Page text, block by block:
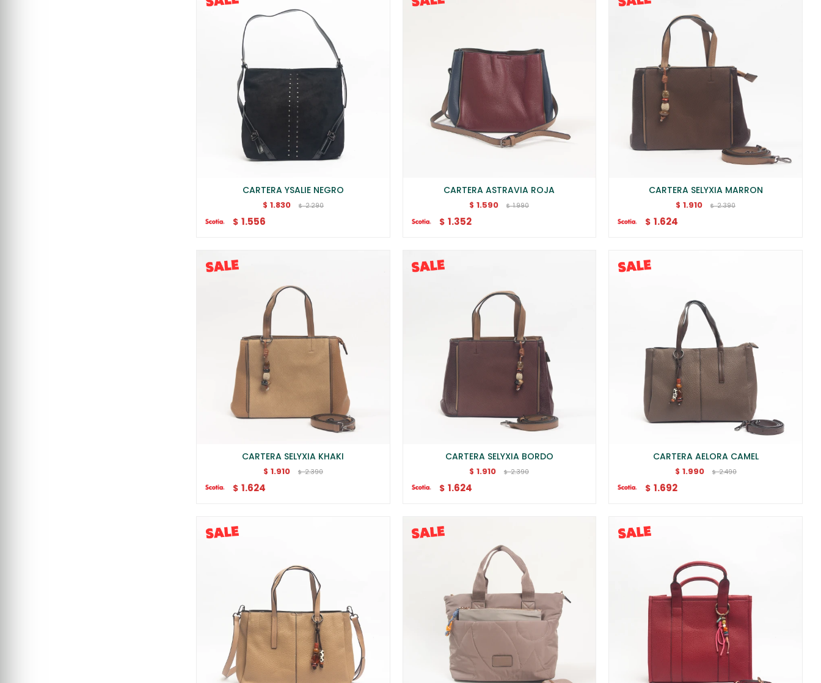
CARTERA YSALIE NEGRO
$ 1.830 $ 2.290
$ 1.556
CARTERA ASTRAVIA ROJA
$ 1.590 $ 1.990
$ 1.352
CARTERA SELYXIA MARRON
$ 1.910 $ 2.390
$ 1.624
CARTERA SELYXIA KHAKI
$ 1.910 $ 2.390
$ 1.624
CARTERA SELYXIA BORDO
$ 1.910 $ 2.390
$ 1.624
CARTERA AELORA CAMEL
$ 1.990 $ 2.490
$ 1.692